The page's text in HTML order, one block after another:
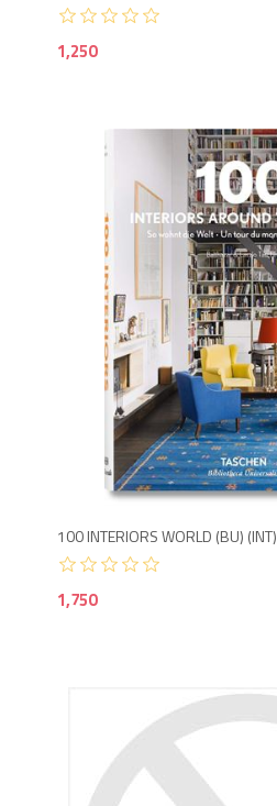
1,250
100 INTERIORS WORLD (BU) (INT)
1,750